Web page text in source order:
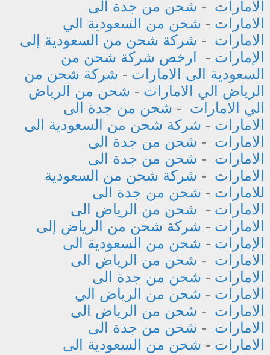
الامارات - شحن من جدة الى
الامارات - شحن من السعودية الي
الامارات - شركة شحن من السعودية إلى
الإمارات -
ارخص شركة شحن من
السعودية الى الامارات - شركة شحن من
الرياض الي الامارات - شحن من الرياض
الي الامارات - شحن من جدة الى
الامارات - شركة شحن من السعودية الى
الامارات - شحن من جدة الى
الامارات - شحن من جدة الى
الامارات - شركة شحن من السعودية
للامارات - شحن من جدة الى
الامارات - شحن من الرياض الى
الامارات - شركة شحن من الرياض إلى
الإمارات - شحن من السعودية الى
الامارات - شحن من الرياض الى
الامارات - شحن من جدة الى
الامارات - شحن من الرياض الي
الامارات - شحن من الرياض الى
الامارات - شحن من جدة الى
الامارات - شحن من السعودية الى